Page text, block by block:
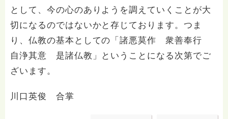
として、今の心のありようを調えていくことが大
切になるのではないかと存じております。つま
り、仏教の基本としての「諸悪莫作 衆善奉行
自浄其意 是諸仏教」ということになる次第でご
ざいます。
川口英俊 合掌